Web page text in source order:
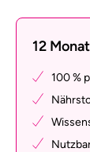
12
100 %